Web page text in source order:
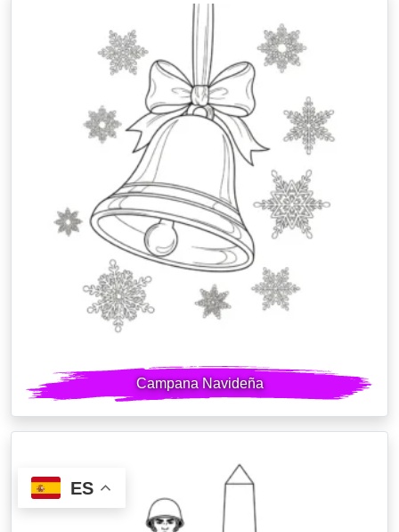
Campana Navideña
ES